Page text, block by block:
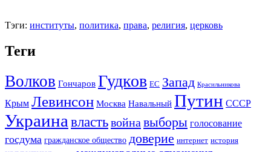
Тэги: институты, политика, права, религия, церковь
Теги
Волков Гончаров Гудков ЕС Запад Красильникова
Крым Левинсон Москва Навальный Путин СССР
Украина властьвойна выборы голосование
госдума гражданское общество доверие интернет история